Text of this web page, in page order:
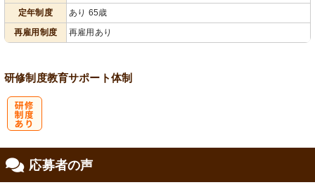
定年制度
あり 65歳
再雇用制度
再雇用あり
研修制度教育サポート体制
応募者の声